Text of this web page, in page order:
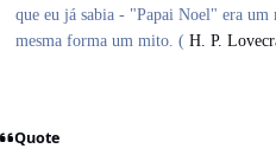
que eu já sabia - "Papai Noel" era
mesma forma um mito. ( H. P.
Quote